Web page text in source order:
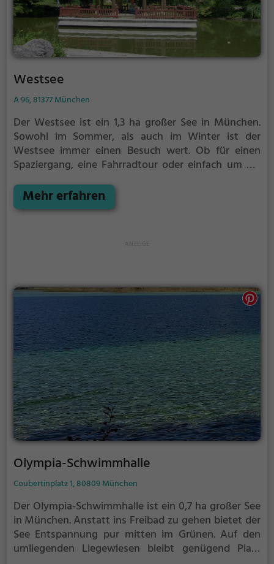
Westsee
A 96, 81377 München
Der Westsee ist ein 1,3 ha großer See in München.
Sowohl im Sommer, als auch im Winter ist der
Westsee immer einen Besuch wert. Ob für einen
Spaziergang, eine Fahrradtour oder einfach um die
Möglichkeiten für Freizeitaktivitäten.
Mehr erfahren
Olympia-Schwimmhalle
Coubertinplatz 1, 80809 München
Der Olympia-Schwimmhalle ist ein 0,7 ha großer See
in München.Anstatt ins Freibad zu gehen bietet der
See Entspannung pur mitten im Grünen. Auf den
umliegenden Liegewiesen bleibt genügend Platz